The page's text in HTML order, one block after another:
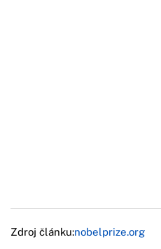
Zdroj článku:nobelprize.org